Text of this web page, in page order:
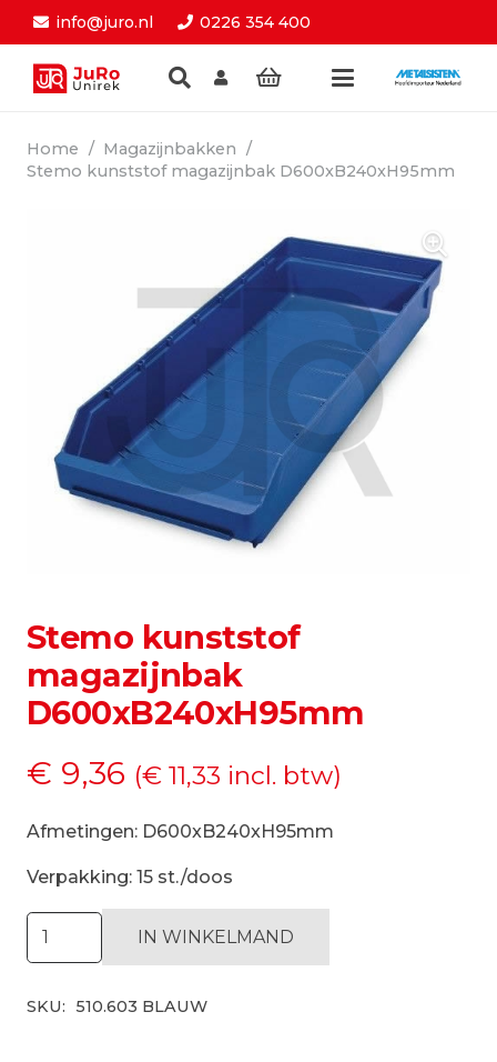
info@juro.nl 0226 354 400
Home / Magazijnbakken /
Stemo kunststof magazijnbak D600xB240xH95mm
Stemo kunststof
magazijnbak
D600xB240xH95mm
€ 9,36 (€ 11,33 incl. btw)
Afmetingen: D600xB240xH95mm
Verpakking: 15 st./doos
Stemo
D600xB240xH95mm
IN WINKELMAND
SKU: 510.603 BLAUW